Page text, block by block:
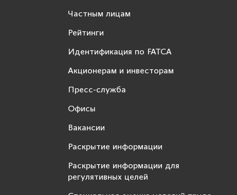
Частным лицам
Рейтинги
Идентификация по FATCA
Акционерам и инвесторам
Пресс-служба
Офисы
Вакансии
Раскрытие информации
Раскрытие информации для
регулятивных целей